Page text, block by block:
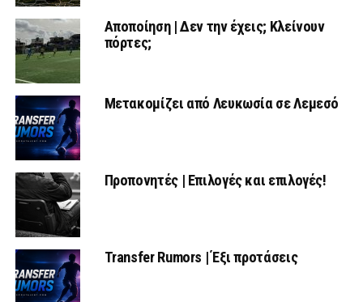
Αποποίηση | Δεν την έχεις; Κλείνουν
πόρτες;
Μετακομίζει από Λευκωσία σε Λεμεσό
Προπονητές | Επιλογές και επιλογές!
Transfer Rumors | Έξι προτάσεις